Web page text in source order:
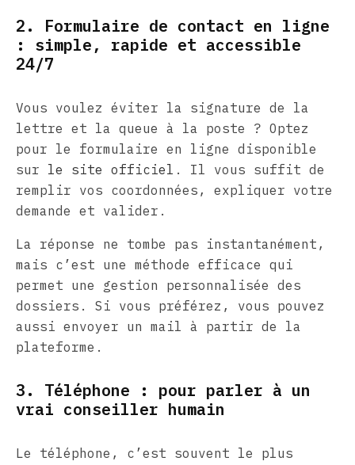
2. Formulaire de contact en ligne
: simple, rapide et accessible
24/7
Vous voulez éviter la signature de la
lettre et la queue à la poste ? Optez
pour le formulaire en ligne disponible
sur le site officiel . Il vous suffit de
remplir vos coordonnées, expliquer votre
demande et valider.
La réponse ne tombe pas instantanément,
mais c’est une méthode efficace qui
permet une gestion personnalisée des
dossiers. Si vous préférez, vous pouvez
aussi envoyer un mail à partir de la
plateforme.
3. Téléphone : pour parler à un
vrai conseiller humain
Le téléphone, c’est souvent le plus